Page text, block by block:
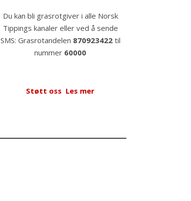
Du kan bli grasrotgiver i alle Norsk
Tippings kanaler eller ved å sende
SMS: Grasrotandelen 870923422til
nummer 60000
Støtt oss Les mer